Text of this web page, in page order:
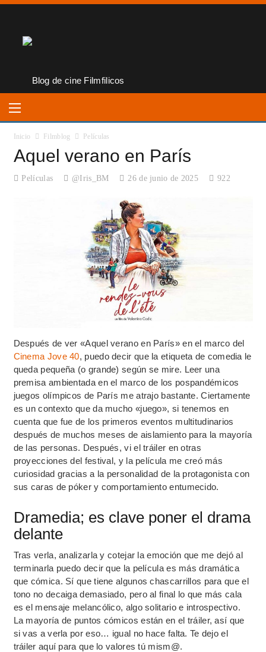
Inicio Filmblog Películas
Aquel verano en París
Películas @Iris_BM 26 de junio de 2025 922
Después de ver «Aquel verano en París» en el marco del
Cinema Jove 40, puedo decir que la etiqueta de comedia le
queda pequeña (o grande) según se mire. Leer una
premisa ambientada en el marco de los pospandémicos
juegos olímpicos de París me atrajo bastante. Ciertamente
es un contexto que da mucho «juego», si tenemos en
cuenta que fue de los primeros eventos multitudinarios
después de muchos meses de aislamiento para la mayoría
de las personas. Después, vi el tráiler en otras
proyecciones del festival, y la película me creó más
curiosidad gracias a la personalidad de la protagonista con
sus caras de póker y comportamiento entumecido.
Dramedia; es clave poner el drama
delante
Tras verla, analizarla y cotejar la emoción que me dejó al
terminarla puedo decir que la película es más dramática
que cómica. Sí que tiene algunos chascarrillos para que el
tono no decaiga demasiado, pero al final lo que más cala
es el mensaje melancólico, algo solitario e introspectivo.
La mayoría de puntos cómicos están en el tráiler, así que
si vas a verla por eso… igual no hace falta. Te dejo el
tráiler aquí para que lo valores tú mism@.